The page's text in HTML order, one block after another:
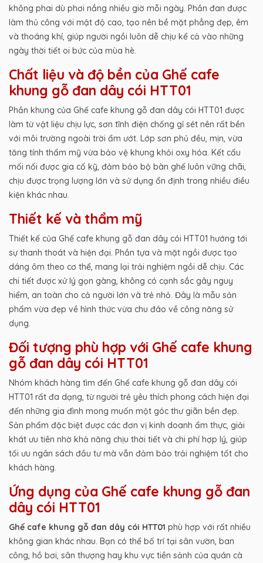
không phai dù phơi nắng nhiều giờ mỗi ngày. Phần đan được
làm thủ công với mật độ cao, tạo nên bề mặt phẳng đẹp, êm
và thoáng khí, giúp người ngồi luôn dễ chịu kể cả vào những
ngày thời tiết oi bức của mùa hè.
Chất liệu và độ bền của Ghế cafe
khung gỗ đan dây cói HTT01
Phần khung của Ghế cafe khung gỗ đan dây cói HTT01 được
làm từ vật liệu chịu lực, sơn tĩnh điện chống gỉ sét nên rất bền
với môi trường ngoài trời ẩm ướt. Lớp sơn phủ đều, mịn, vừa
tăng tính thẩm mỹ vừa bảo vệ khung khỏi oxy hóa. Kết cấu
mối nối được gia cố kỹ, đảm bảo bộ bàn ghế luôn vững chãi,
chịu được trọng lượng lớn và sử dụng ổn định trong nhiều điều
kiện khác nhau.
Thiết kế và thẩm mỹ
Thiết kế của Ghế cafe khung gỗ đan dây cói HTT01 hướng tới
sự thanh thoát và hiện đại. Phần tựa và mặt ngồi được tạo
dáng ôm theo cơ thể, mang lại trải nghiệm ngồi dễ chịu. Các
chi tiết được xử lý gọn gàng, không có cạnh sắc gây nguy
hiểm, an toàn cho cả người lớn và trẻ nhỏ. Đây là mẫu sản
phẩm vừa đẹp về hình thức vừa chu đáo về công năng sử
dụng.
Đối tượng phù hợp với Ghế cafe khung
gỗ đan dây cói HTT01
Nhóm khách hàng tìm đến Ghế cafe khung gỗ đan dây cói
HTT01 rất đa dạng, từ người trẻ yêu thích phong cách hiện đại
đến những gia đình mong muốn một góc thư giãn bền đẹp.
Sản phẩm đặc biệt được các đơn vị kinh doanh ẩm thực, giải
khát ưu tiên nhờ khả năng chịu thời tiết và chi phí hợp lý, giúp
tối ưu ngân sách đầu tư mà vẫn đảm bảo trải nghiệm tốt cho
khách hàng.
Ứng dụng của Ghế cafe khung gỗ đan
dây cói HTT01
Ghế cafe khung gỗ đan dây cói HTT01 phù hợp với rất nhiều
không gian khác nhau. Bạn có thể bố trí tại sân vườn, ban
công, hồ bơi, sân thượng hay khu vực tiền sảnh của quán cà